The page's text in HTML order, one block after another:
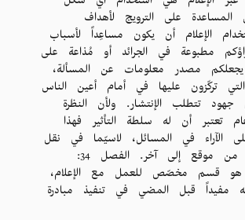
على الترويج لأهداف
الإعلام أن يكون مساعِداً لأسباب
مطبوعة في الجرائد أو مُذاعة على
يجعلكم مصدر معلومات عن المسألة،
تركّزون عليها في أمام أعين الناس
تتطلب الإنتشار. ولأن النظرة
تعتبر أن له سلطة التأثير فهذا
الآراء في المسائل، لاسيّما في نقل
المناظرات المجتمعية من موقع إلى آخر. الفصل 34:
هو قسم مخصّص للعمل مع الإعلام،
مفيداً قبل المضي في تنفيذ مبادرة